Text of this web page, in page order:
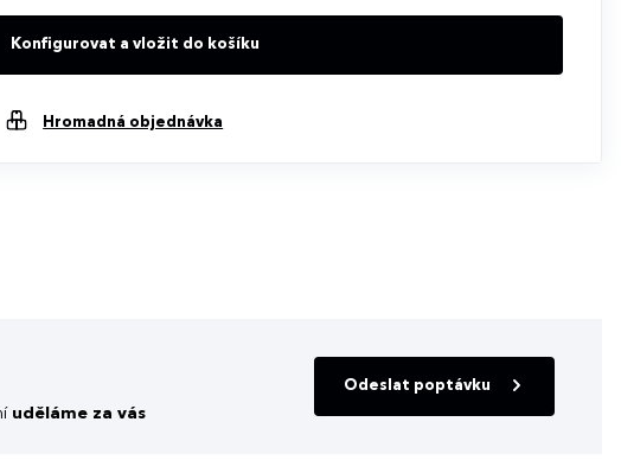
Konfigurovat a vložit do košíku
Hromadná objednávka
uděláme za vás
Odeslat poptávku